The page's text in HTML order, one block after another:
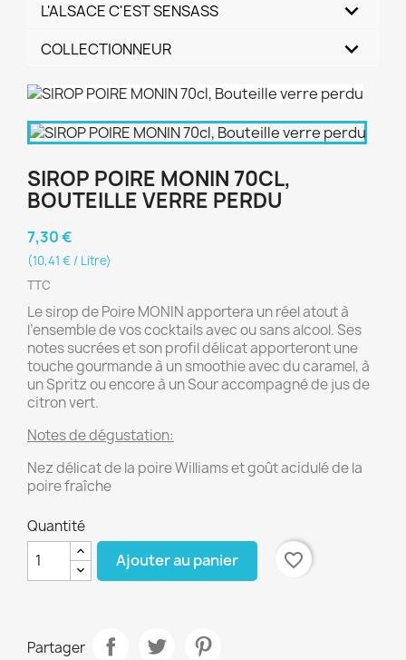
L'ALSACE C'EST SENSASS
COLLECTIONNEUR
SIROP POIRE MONIN 70CL,
BOUTEILLE VERRE PERDU
7,30 €
(10,41 € / Litre)
TTC
Le sirop de Poire MONIN apportera un réel atout à
l’ensemble de vos cocktails avec ou sans alcool. Ses
notes sucrées et son profil délicat apporteront une
touche gourmande à un smoothie avec du caramel, à
un Spritz ou encore à un Sour accompagné de jus de
citron vert.
Notes de dégustation:
Nez délicat de la poire Williams et goût acidulé de la
poire fraîche
Quantité
Ajouter au panier favorite_border
Partager